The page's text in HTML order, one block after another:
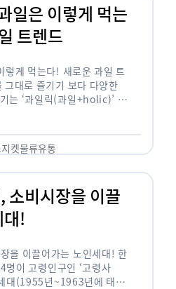
일은 이렇게 먹는
트렌드
렇게 먹는다! 새로운 과일 트
그대로 즐기기 보다 다양한
는 ‘과일릭(과일+holic)’ 트
켓물류유통
소비시장을 이끌
!
을 이끌어가는 노인세대! 한
이 고령인구인 ‘고령사
대(1955년~1963년에 태어